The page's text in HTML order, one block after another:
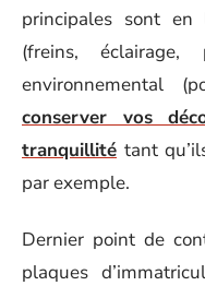
principales sont
(freins, éclairage,
environnemental
conserver vos
tranquillité tant
par exemple.
Dernier point de
plaques